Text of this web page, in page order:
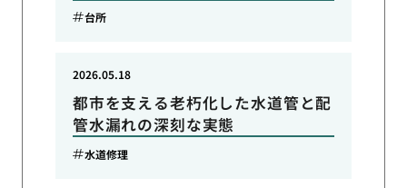
台所
都市を支える老朽化した水道管と配
管水漏れの深刻な実態
2026.05.18
水道修理